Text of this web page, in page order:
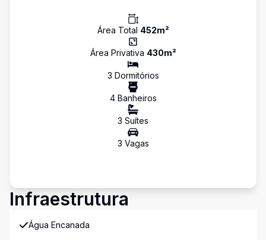
Área Total 452m²
Área Privativa 430m²
3 Dormitórios
4Banheiros
3 Suítes
3 Vagas
Infraestrutura
Água Encanada